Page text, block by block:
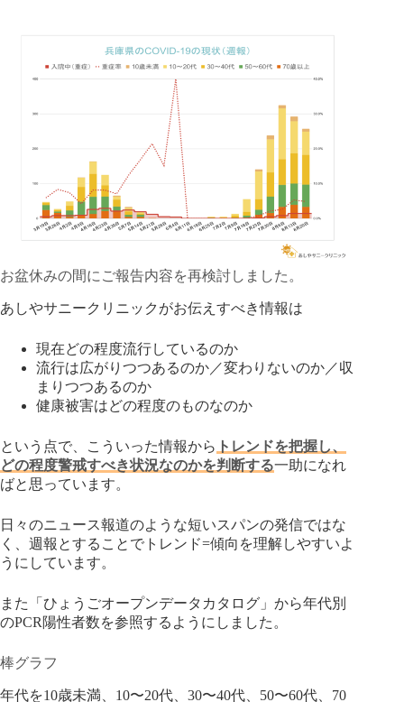
お盆休みの間にご報告内容を再検討しました。
あしやサニークリニックがお伝えすべき情報は
現在どの程度流行しているのか
流行は広がりつつあるのか／変わりないのか／収
まりつつあるのか
健康被害はどの程度のものなのか
という点で、こういった情報から トレンドを把握し、
どの程度警戒すべき状況なのかを判断する一助になれ
ばと思っています。
日々のニュース報道のような短いスパンの発信ではな
く、週報とすることでトレンド=傾向を理解しやすいよ
うにしています。
また「ひょうごオープンデータカタログ」から年代別
のPCR陽性者数を参照するようにしました。
棒グラフ
年代を10歳未満、10〜20代、30〜40代、50〜60代、70